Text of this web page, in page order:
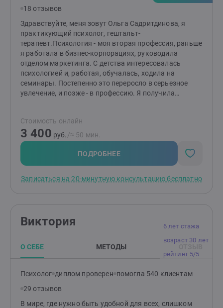
18 отзывов
Здравствуйте, меня зовут Ольга Садритдинова, я
практикующий психолог, гештальт-
терапевт.Психология - моя вторая профессия, раньше
я работала в бизнес-корпорациях, руководила
отделом маркетинга. С детства интересовалась
психологией и, работая, обучалась, ходила на
семинары. Постепенно это переросло в серьезное
увлечение, и позже - в профессию. Я получила
Параллельно прожила несколько личностных
кризисов, выйти из которых мне помогла личная
терапия. Возможность помочь людям в сложной
ситуации также, как когда-то помогли мне -
поддерживает меня и вдохновляет. Мой собственный
мне лучше понимать моих клиентов и эффективнее с
Стоимость онлайн
3 400 руб. /≈ 50 мин.
ПОДРОБНЕЕ
Записаться на 20-минутную консультацию бесплатно
6 лет стажа
возраст 30 лет
рейтинг 5/5
Виктория
О СЕБЕ МЕТОДЫ
Психолог диплом проверен помогла 540 клиентам
29 отзывов
В мире, где нужно быть удобной для всех, слишком